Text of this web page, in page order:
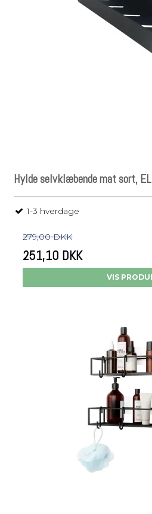
Hylde selvklæbende mat sort,
1-3 hverdage
279,00 DKK
251,10 DKK
VIS